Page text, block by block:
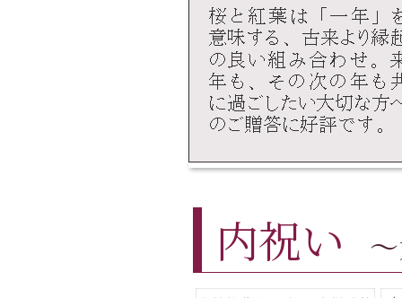
内祝い